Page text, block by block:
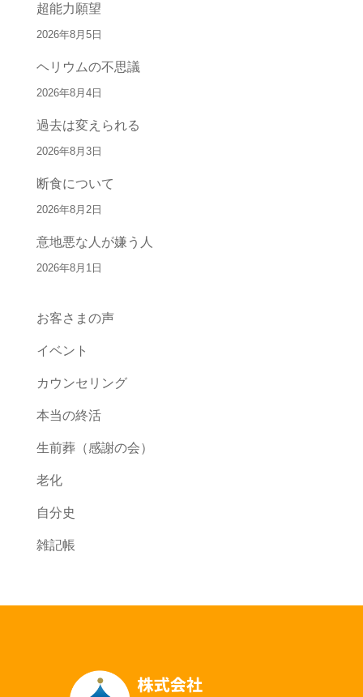
超能力願望
2026年8月5日
ヘリウムの不思議
2026年8月4日
過去は変えられる
2026年8月3日
断食について
2026年8月2日
意地悪な人が嫌う人
2026年8月1日
お客さまの声
イベント
カウンセリング
本当の終活
生前葬（感謝の会）
老化
自分史
雑記帳